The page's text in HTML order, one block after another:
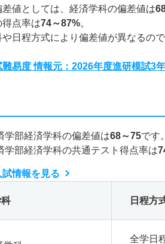
値としては、経済学科の偏差値は
点率は74～87%。
日程方式により偏差値が異なるの
易度 情報元：2026年度進研模試3
学部経済学科の偏差値は68～75です。
学部経済学科の共通テスト得点率は
情報を見る
日程方
全学日